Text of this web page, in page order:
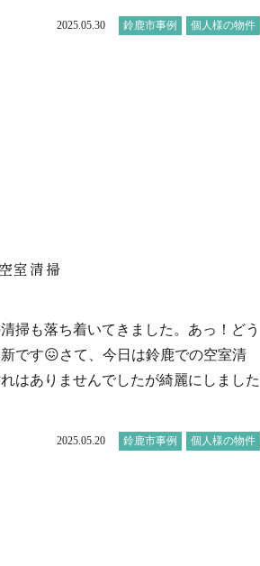
2025.05.30 鈴鹿市事例 個人様の物件
室清掃
掃も落ち着いてきました。あっ！どう
です😖さて、今日は鈴鹿での空室清
はありませんでしたが綺麗にしました
2025.05.20 鈴鹿市事例 個人様の物件